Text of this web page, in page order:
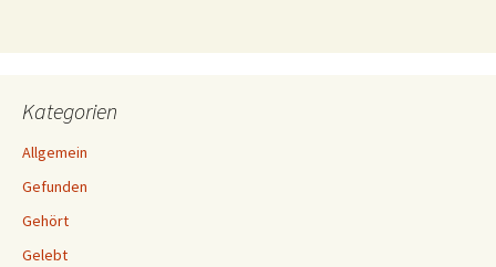
Kategorien
Allgemein
Gefunden
Gehört
Gelebt